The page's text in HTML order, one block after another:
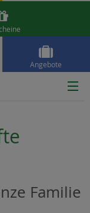

Angebote
Familie